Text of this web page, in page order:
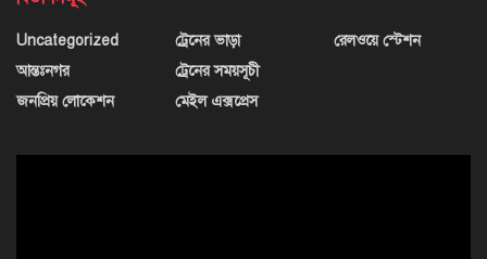
Uncategorized
আন্তঃনগর
জনপ্রিয় লোকেশন
ট্রেনের ভাড়া
ট্রেনের সময়সূচী
মেইল এক্সপ্রেস
রেলওয়ে স্টেশন